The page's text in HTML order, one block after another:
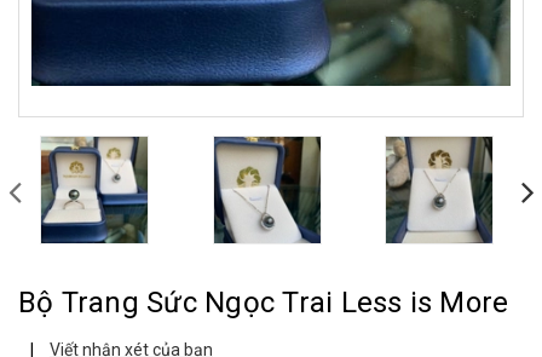
Bộ Trang Sức Ngọc Trai Less is More
Viết nhận xét của bạn